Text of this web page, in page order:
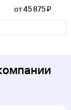
от 45 ⁠875 ⁠₽